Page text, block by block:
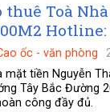
thuê Toà
ốc - văn phòng
tiền Nguyễn
Tây Bắc Đường
công đầy đủ.